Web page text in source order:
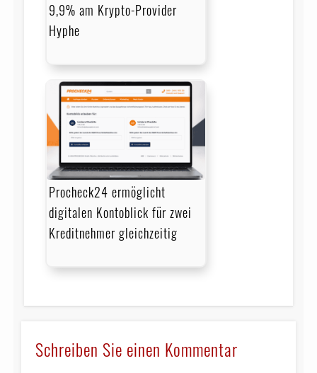
9,9% am Krypto-Provider
Hyphe
Procheck24 ermöglicht
digitalen Kontoblick für zwei
Kreditnehmer gleichzeitig
Schreiben Sie einen Kommentar